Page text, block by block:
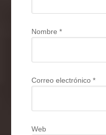
Nombre*
Correo electrónico*
Web